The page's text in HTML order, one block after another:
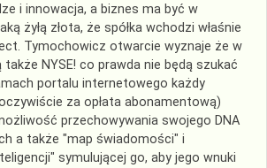
i innowacja, a biznes ma być w
żyłą złota, że spółka wchodzi właśnie
Tymochowicz otwarcie wyznaje że w
także NYSE! co prawda nie będą szukać
portalu internetowego każdy
za opłata abonamentową)
przechowywania swojego DNA
a także "map świadomości" i
symulującej go, aby jego wnuki